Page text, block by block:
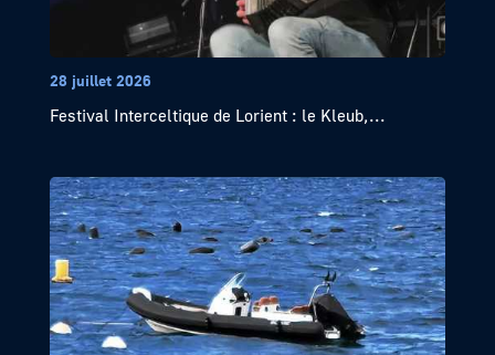
28 juillet 2026
Festival Interceltique de Lorient : le Kleub,...